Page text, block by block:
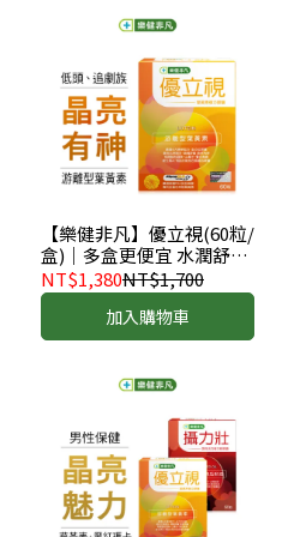
【樂健非凡】優立視(60粒/
盒)｜多盒更便宜 水潤舒適
晶亮
NT$1,380NT$1,700
加入購物車